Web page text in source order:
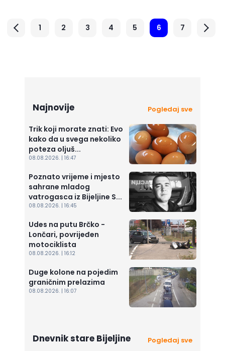
1 2 3 4 5 6 7
Najnovije Pogledaj sve
Trik koji morate znati: Evo
kako da u svega nekoliko
poteza oljuš...
08.08.2026. | 16:47
Poznato vrijeme i mjesto
sahrane mladog
vatrogasca iz Bijeljine S...
08.08.2026. | 16:45
Udes na putu Brčko -
Lončari, povrijeđen
motociklista
08.08.2026. | 16:12
Duge kolone na pojedim
graničnim prelazima
08.08.2026. | 16:07
Dnevnik stare Bijeljine Pogledaj sve